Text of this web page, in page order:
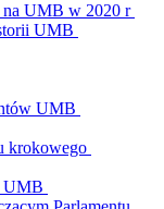
na UMB w 2020 r
UMB
UMB
krokowego
UMB